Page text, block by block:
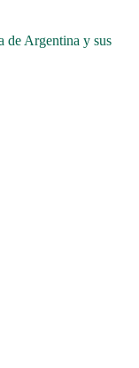
de Argentina y sus